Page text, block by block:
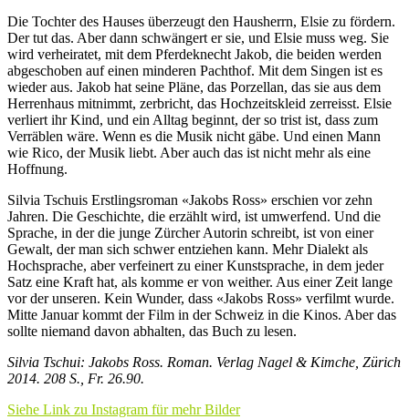
Die Tochter des Hauses überzeugt den Hausherrn, Elsie zu fördern.
Der tut das. Aber dann schwängert er sie, und Elsie muss weg. Sie
wird verheiratet, mit dem Pferdeknecht Jakob, die beiden werden
abgeschoben auf einen minderen Pachthof. Mit dem Singen ist es
wieder aus. Jakob hat seine Pläne, das Porzellan, das sie aus dem
Herrenhaus mitnimmt, zerbricht, das Hochzeitskleid zerreisst. Elsie
verliert ihr Kind, und ein Alltag beginnt, der so trist ist, dass zum
Verräblen wäre. Wenn es die Musik nicht gäbe. Und einen Mann
wie Rico, der Musik liebt. Aber auch das ist nicht mehr als eine
Hoffnung.
Silvia Tschuis Erstlingsroman «Jakobs Ross» erschien vor zehn
Jahren. Die Geschichte, die erzählt wird, ist umwerfend. Und die
Sprache, in der die junge Zürcher Autorin schreibt, ist von einer
Gewalt, der man sich schwer entziehen kann. Mehr Dialekt als
Hochsprache, aber verfeinert zu einer Kunstsprache, in dem jeder
Satz eine Kraft hat, als komme er von weither. Aus einer Zeit lange
vor der unseren. Kein Wunder, dass «Jakobs Ross» verfilmt wurde.
Mitte Januar kommt der Film in der Schweiz in die Kinos. Aber das
sollte niemand davon abhalten, das Buch zu lesen.
Silvia Tschui: Jakobs Ross. Roman. Verlag Nagel & Kimche, Zürich
2014. 208 S., Fr. 26.90.
Siehe Link zu Instagram für mehr Bilder